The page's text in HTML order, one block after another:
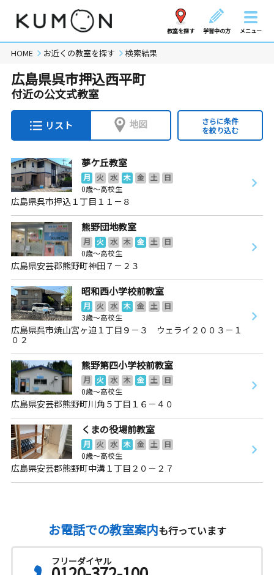
教室を探す 学習中の方 メニュー
HOME お近くの教室を探す 検索結果
広島県呉市押込西平町
付近の公文式教室
リスト 地図
さらに条件
を絞り込む
夢ケ丘教室
月 火 水 木 金 土
日
0歳～高校生
広島県呉市押込１丁目１１－８
熊野団地教室
月 火 水 木 金 土
日
0歳～高校生
広島県安芸郡熊野町神田７－２３
昭和西小学校前教室
月 火 水 木 金 土
日
3歳～高校生
広島県呉市焼山宮ヶ迫１丁目９－３ ウェライ２００３－１
０２
熊野第四小学校前教室
月 火 水 木 金 土
日
0歳～高校生
広島県安芸郡熊野町川角５丁目１６－４０
くまの役場前教室
月 火 水 木 金 土
日
0歳～高校生
広島県安芸郡熊野町中溝１丁目２０－２７
お電話での教室案内も行っています
フリーダイヤル